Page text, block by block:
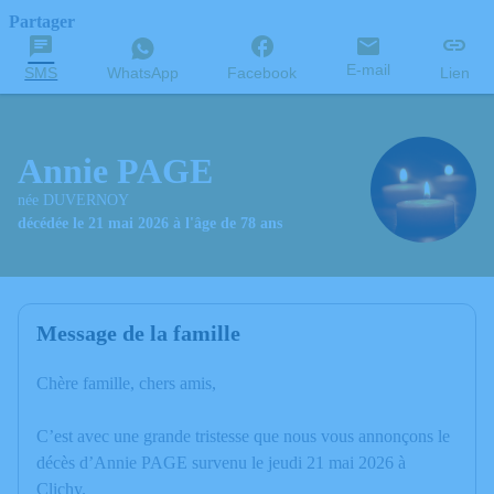
Partager
SMS WhatsApp Facebook E-mail Lien
Annie PAGE
née DUVERNOY
décédée le 21 mai 2026 à l'âge de 78 ans
Message de la famille
Chère famille, chers amis,
C’est avec une grande tristesse que nous vous annonçons le
décès d’Annie PAGE survenu le jeudi 21 mai 2026 à
Clichy.